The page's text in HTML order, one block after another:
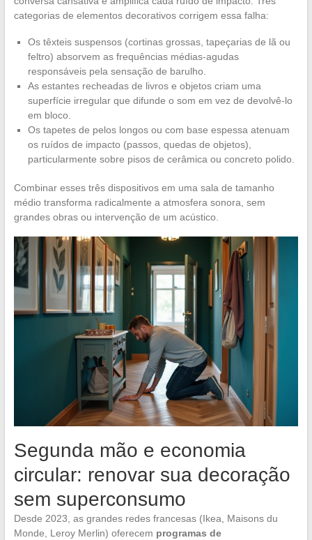
categorias de elementos decorativos corrigem essa falha:
Os têxteis suspensos (cortinas grossas, tapeçarias de lã ou
feltro) absorvem as frequências médias-agudas
responsáveis pela sensação de barulho.
As estantes recheadas de livros e objetos criam uma
superfície irregular que difunde o som em vez de devolvê-lo
em bloco.
Os tapetes de pelos longos ou com base espessa atenuam
os ruídos de impacto (passos, quedas de objetos),
particularmente sobre pisos de cerâmica ou concreto polido.
Combinar esses três dispositivos em uma sala de tamanho
médio transforma radicalmente a atmosfera sonora, sem
grandes obras ou intervenção de um acústico.
Segunda mão e economia
circular: renovar sua decoração
sem superconsumo
Desde 2023, as grandes redes francesas (Ikea, Maisons du
Monde, Leroy Merlin) oferecem programas de